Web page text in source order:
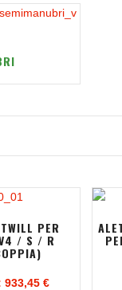
PER
V4 / S / R
933,45 €